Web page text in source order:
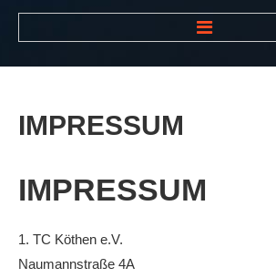
VEREIN
Das Clubhaus
Mitgliedschaft
IMPRESSUM
IMPRESSUM
1. TC Köthen e.V.
Naumannstraße 4A